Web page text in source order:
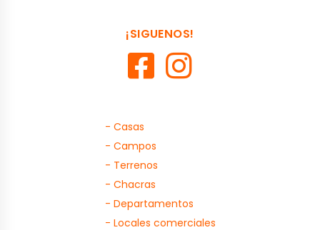
¡SIGUENOS!
- Casas
- Campos
- Terrenos
- Chacras
- Departamentos
- Locales comerciales